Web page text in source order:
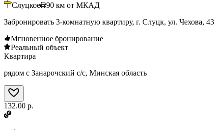
Слуцкое 90 км от МКАД
Забронировать 3-комнатную квартиру, г. Слуцк, ул. Чехова, 43
Мгновенное бронирование
Реальный объект
Квартира
рядом с Занарочский с/с, Минская область
132.00 р.